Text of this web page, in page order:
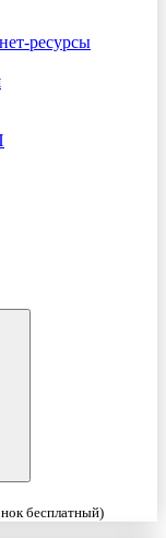
ресурсы
бесплатный)